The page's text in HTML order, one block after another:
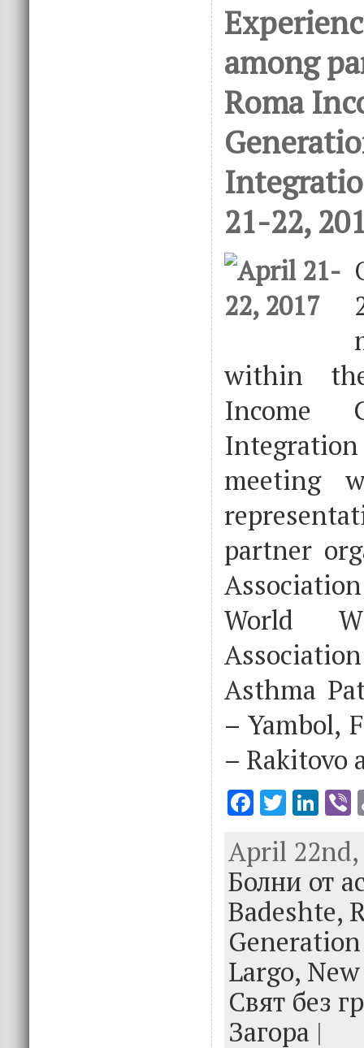
among
Roma
21-22,
within
Income
meeting
partner
World
Asthma
– Yambol,
– Rakitovo
F
e
b
o
o
k
T
it
te
r
Li
k
e
dI
n
April 22nd,
Болни от
Badeshte,
Largo,
Свят без
Загора |